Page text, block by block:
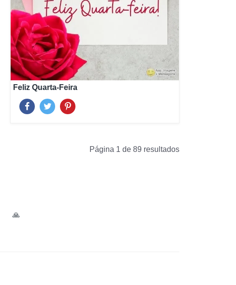
Feliz Quarta-Feira
Página 1 de 89 resultados
🙏